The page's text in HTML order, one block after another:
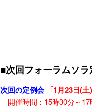
■次回フォーラムソ
次回の定例会 「1月23日(土
開催時間：15時30分～17